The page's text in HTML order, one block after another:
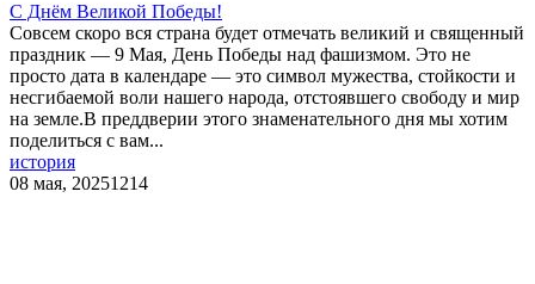
С Днём Великой Победы!
Совсем скоро вся страна будет отмечать великий и священный
праздник — 9 Мая, День Победы над фашизмом. Это не
просто дата в календаре — это символ мужества, стойкости и
несгибаемой воли нашего народа, отстоявшего свободу и мир
на земле.В преддверии этого знаменательного дня мы хотим
поделиться с вам...
история
08 мая, 20251214